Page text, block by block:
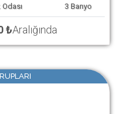
3 Banyo
₺Aralığında